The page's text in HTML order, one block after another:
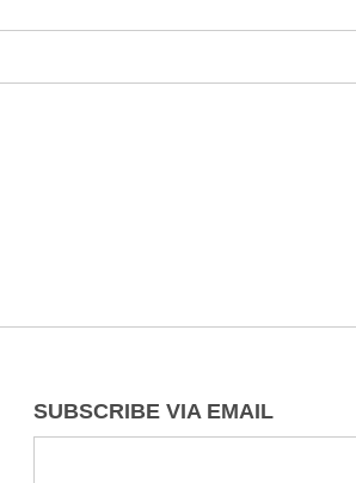
SUBSCRIBE VIA EMAIL